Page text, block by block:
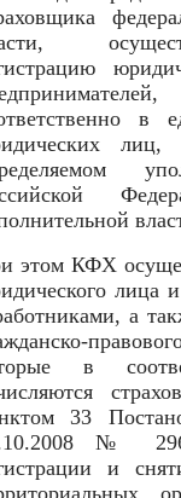
в
лиц,
этом КФХ
лица
а
в
33
№
и